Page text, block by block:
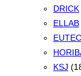
DRICK
ELLAB
KSJ